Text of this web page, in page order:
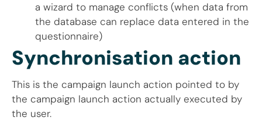
a wizard to manage conflicts (when data from
the database can replace data entered in the
questionnaire)
Synchronisation action
This is the campaign launch action pointed to by
the campaign launch action actually executed by
the user.